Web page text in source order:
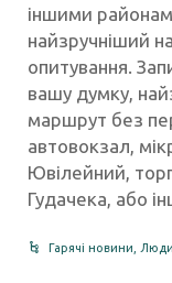
іншими
найзручніший
опитування.
вашу думку,
маршрут без
автовокзал,
Ювілейний,
Гудачека, або
Гарячі новини,